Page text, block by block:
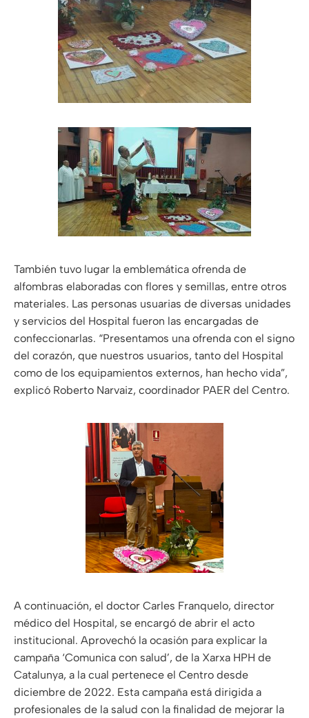
También tuvo lugar la emblemática ofrenda de
alfombras elaboradas con flores y semillas, entre otros
materiales. Las personas usuarias de diversas unidades
y servicios del Hospital fueron las encargadas de
confeccionarlas. “Presentamos una ofrenda con el signo
del corazón, que nuestros usuarios, tanto del Hospital
como de los equipamientos externos, han hecho vida”,
explicó Roberto Narvaiz, coordinador PAER del Centro.
A continuación, el doctor Carles Franquelo, director
médico del Hospital, se encargó de abrir el acto
institucional. Aprovechó la ocasión para explicar la
campaña ‘Comunica con salud’, de la Xarxa HPH de
Catalunya, a la cual pertenece el Centro desde
diciembre de 2022. Esta campaña está dirigida a
profesionales de la salud con la finalidad de mejorar la